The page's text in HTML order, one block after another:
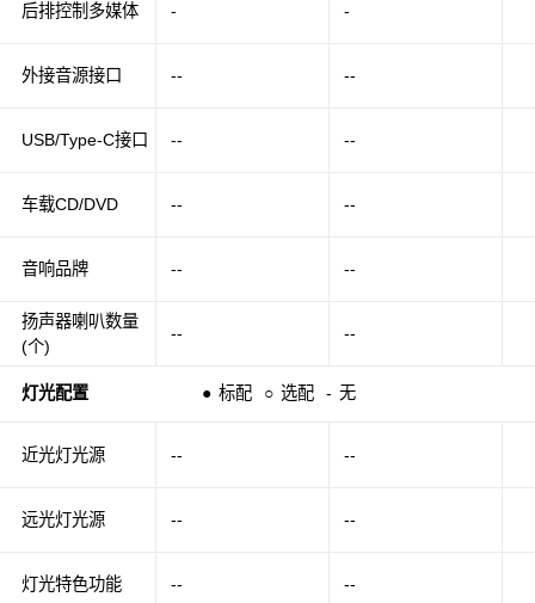
后排控制多媒体
外接音源接口
USB/Type-C接口
车载CD/DVD
音响品牌
扬声器喇叭数量
(个)
灯光配置 ● 标配 ○ 选配 - 无
近光灯光源
远光灯光源
灯光特色功能
- -
-- --
-- --
-- --
-- --
-- --
-- --
-- --
-- --